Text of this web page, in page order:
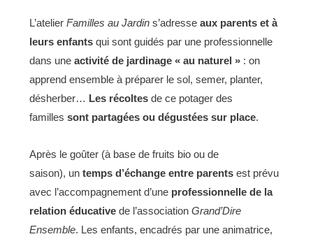
L’atelierFamilles au Jardin s’adresseaux parents et à
leurs enfantsqui sont guidés par une professionnelle
dans uneactivité de jardinage « au naturel » : on
apprend ensemble à préparer le sol, semer, planter,
désherber… Les récoltesde ce potager des
famillessont partagées ou dégustées sur place.
Après le goûter (à base de fruits bio ou de
saison), untemps d’échange entre parents est prévu
avec l’accompagnement d’une professionnelle de la
relation éducative de l’associationGrand’Dire
Ensemble. Les enfants, encadrés par une animatrice,